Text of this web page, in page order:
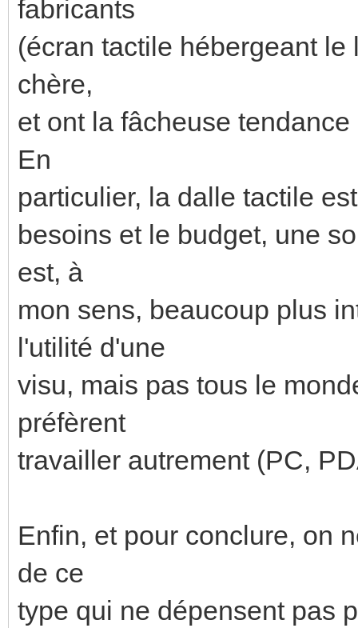
fabricants
(écran tactile hébergeant
chère,
et ont la fâcheuse
En
particulier, la dalle tactile
besoins et le budget, une
est, à
mon sens, beaucoup plus
l'utilité d'une
visu, mais pas tous le
préfèrent
travailler autrement (PC,
Enfin, et pour conclure, on
de ce
type qui ne dépensent pas